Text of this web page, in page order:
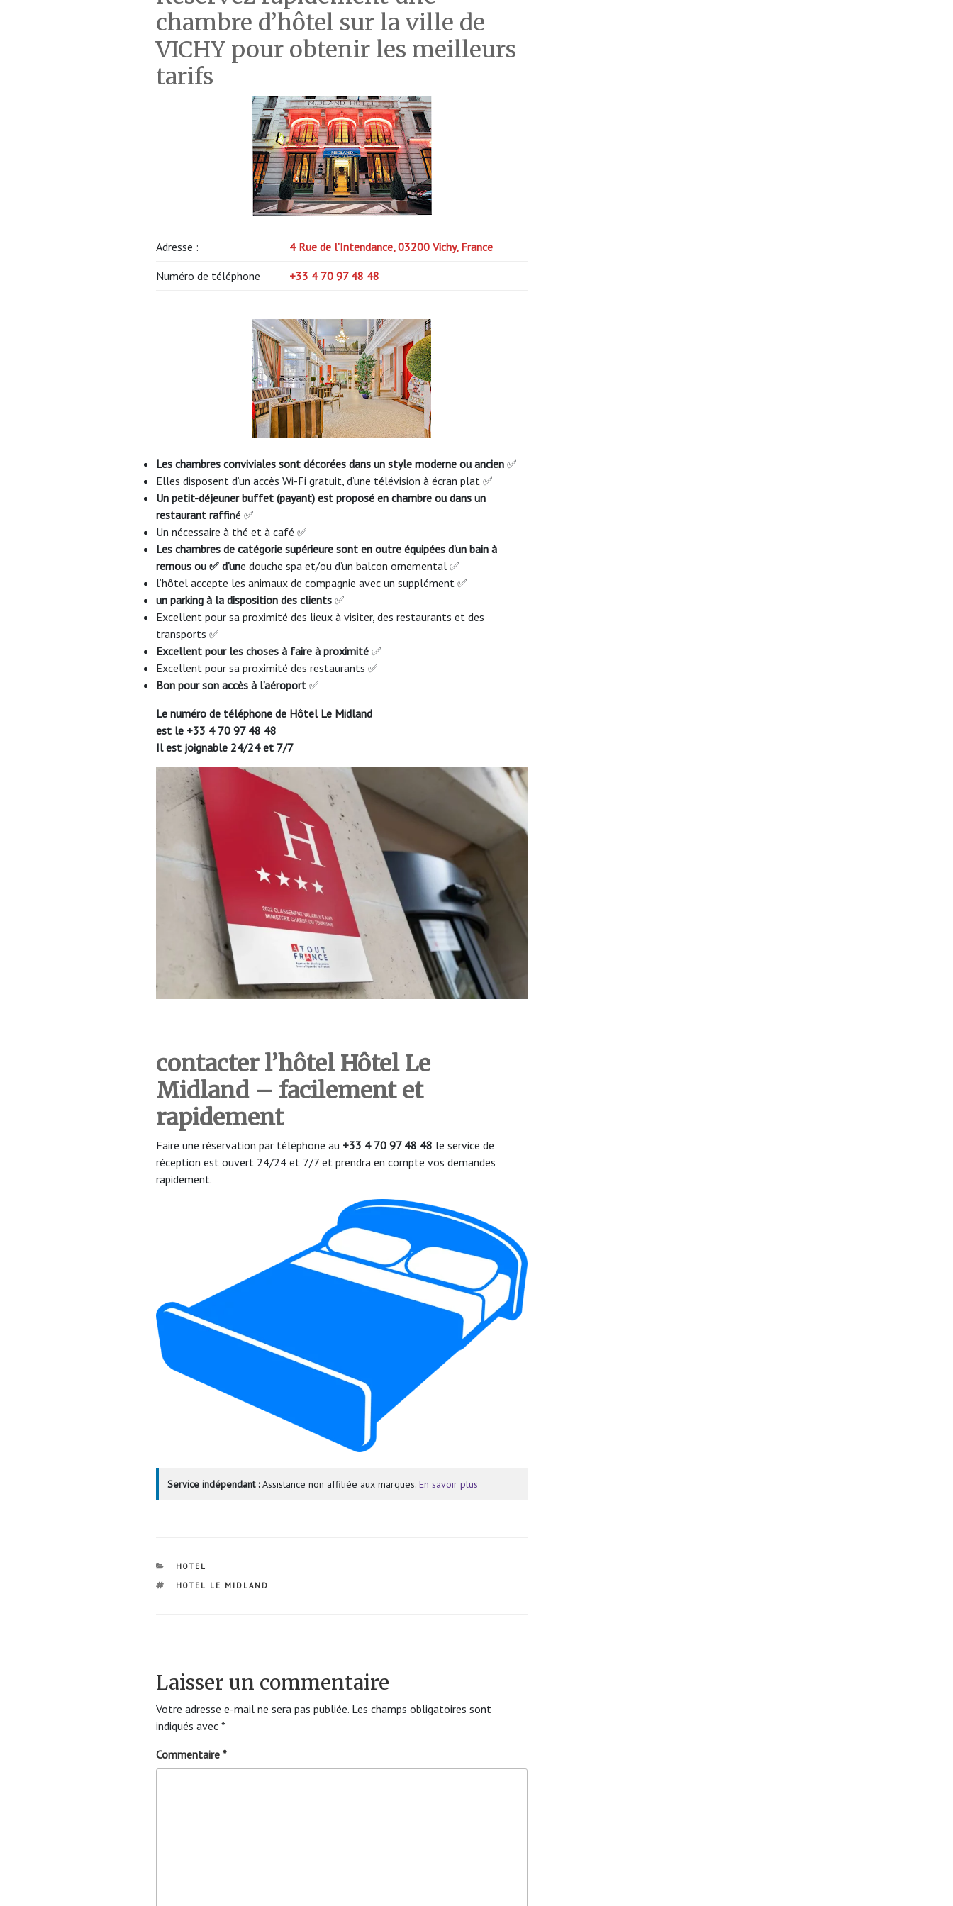
chambre d’hôtel sur la ville de
VICHY pour obtenir les meilleurs
tarifs
Adresse : 4 Rue de l’Intendance, 03200 Vichy, France
Numéro de téléphone +33 4 70 97 48 48
Les chambres conviviales sont décorées dans un style moderne ou ancien ✅
Elles disposent d’un accès Wi-Fi gratuit, d’une télévision à écran plat ✅
Un petit-déjeuner buffet (payant) est proposé en chambre ou dans un
restaurant raffiné ✅
Un nécessaire à thé et à café ✅
Les chambres de catégorie supérieure sont en outre équipées d’un bain à
remous ou ✅ d’une douche spa et/ou d’un balcon ornemental ✅
l’hôtel accepte les animaux de compagnie avec un supplément ✅
un parking à la disposition des clients ✅
Excellent pour sa proximité des lieux à visiter, des restaurants et des
transports ✅
Excellent pour les choses à faire à proximité ✅
Excellent pour sa proximité des restaurants ✅
Bon pour son accès à l’aéroport ✅
Le numéro de téléphone de Hôtel Le Midland
est le +33 4 70 97 48 48
Il est joignable 24/24 et 7/7
contacter l’hôtel Hôtel Le
Midland – facilement et
rapidement
Faire une réservation par téléphone au +33 4 70 97 48 48 le service de
réception est ouvert 24/24 et 7/7 et prendra en compte vos demandes
rapidement.
Service indépendant :Assistance non affiliée aux marques. En savoir plus
CATÉGORIES
HOTEL
ÉTIQUETTES
HOTEL LE MIDLAND
Laisser un commentaire
Votre adresse e-mail ne sera pas publiée. Les champs obligatoires sont
indiqués avec *
Commentaire *